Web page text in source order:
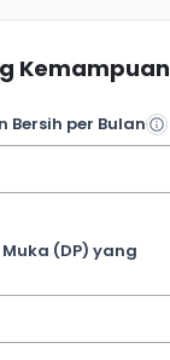
Kemampuan
Bersih per Bulan
(DP) yang